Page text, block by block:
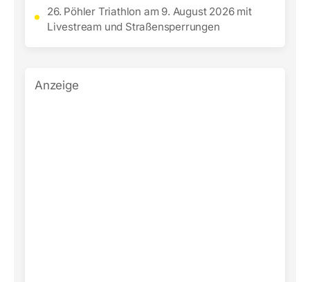
26. Pöhler Triathlon am 9. August 2026 mit
Livestream und Straßensperrungen
Anzeige